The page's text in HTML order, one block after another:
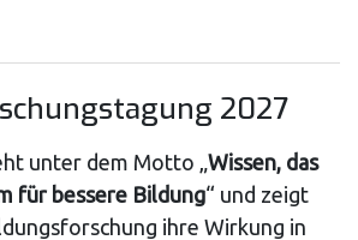
2027
unter dem Motto „ Wissen, das
für bessere Bildung“ und zeigt
ihre Wirkung in